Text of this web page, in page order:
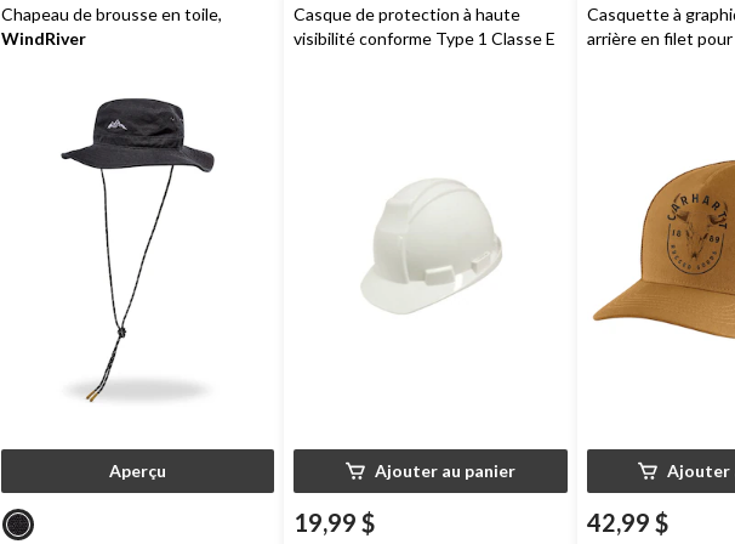
Chapeau de brousse en toile,
WindRiver
Aperçu
Casque de protection à haute
visibilité conforme Type 1 Classe E
Ajouter au panier
19,99 $
Casquette à
arrière en filet pour
Ajouter
42,99 $